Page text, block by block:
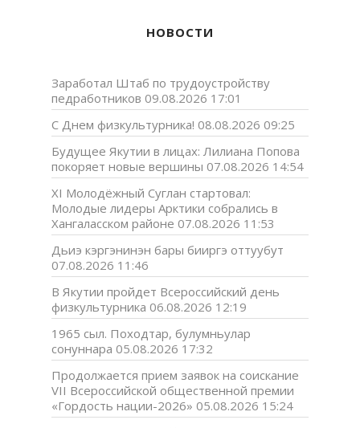
НОВОСТИ
Заработал Штаб по трудоустройству
педработников 09.08.2026 17:01
С Днем физкультурника! 08.08.2026 09:25
Будущее Якутии в лицах: Лилиана Попова
покоряет новые вершины 07.08.2026 14:54
XI Молодёжный Суглан стартовал:
Молодые лидеры Арктики собрались в
Хангаласском районе 07.08.2026 11:53
Дьиэ кэргэнинэн бары бииргэ оттуубут
07.08.2026 11:46
В Якутии пройдет Всероссийский день
физкультурника 06.08.2026 12:19
1965 сыл. Походтар, булумньулар
сонуннара 05.08.2026 17:32
Продолжается прием заявок на соискание
VII Всероссийской общественной премии
«Гордость нации-2026» 05.08.2026 15:24